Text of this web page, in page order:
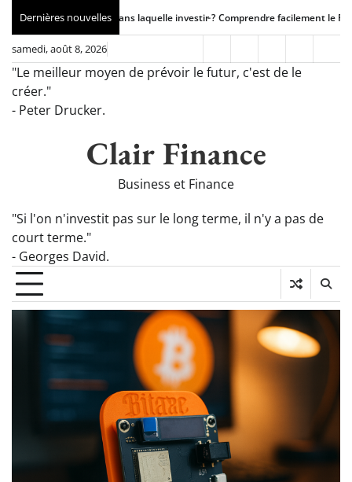
content
Dernières nouvellesComprendre facilement le RSI en trading de
samedi, août 8, 2026
propos
"Le meilleur moyen de prévoir le futur, c'est de le
créer."
- Peter Drucker.
Clair Finance
Business et Finance
"Si l'on n'investit pas sur le long terme, il n'y a pas de
court terme."
- Georges David.